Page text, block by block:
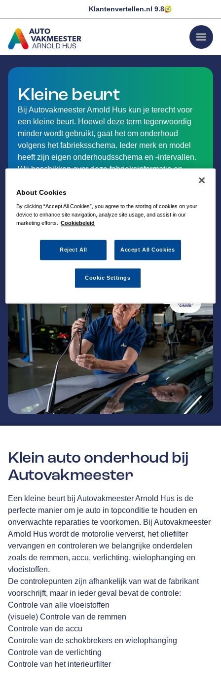
Klantenvertellen.nl 9.8
ARNOLD HUS
GA NAAR DE HOMEPAGINA
menu
Kleine beurt
Bij Autovakmeester Arnold Hus kun je terecht voor
een kleine beurt. Hoewel deze term tegenwoordig
minder wordt gebruikt, gaat het om onderhoud
volgens het fabrieksschema. Ieder merk en model
heeft zijn eigen onderhoudsschema en -intervallen.
Wij beschikken over deze fabrieksinformatie en
onder de originele kleine beurt valt bij
Autovakmeester Arnold Hus in Winkel.
Klein auto onderhoud bij
Autovakmeester
Een kleine beurt bij Autovakmeester Arnold Hus is de
perfecte manier om je auto in topconditie te houden en
onverwachte reparaties te voorkomen. Bij Autovakmeester
Arnold Hus wordt de motorolie ververst, het oliefilter
vervangen en controleren we belangrijke onderdelen
zoals de remmen, accu, verlichting, wielophanging en
vloeistoffen.
De controlepunten zijn afhankelijk van wat de fabrikant
voorschrijft, maar in ieder geval bevat de controle:
Controle van alle vloeistoffen
(visuele) Controle van de remmen
Controle van de accu
Controle van de schokbrekers en wielophanging
Controle van de verlichting
Controle van het interieurfilter
About Cookies
By clicking “Accept All Cookies”, you agree to the storing of cookies on your
device to enhance site navigation, analyze site usage, and assist in our
marketing efforts. Cookiebeleid
Reject All Accept All Cookies
Cookie Settings